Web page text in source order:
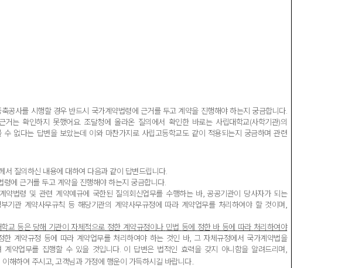
축공사를 시행할 경우 반드시 국가계약법령에 근거를 두고 계약을 진행해야하는지 궁금합니다.
근거는 확인하지 못했어요. 조달청에 올라온 질의에서 확인한 바로는 사립대학교(사학기관)의
수 없다는 답변을 보았는데 이와 마찬가지로 사립고등학교도 같이 적용되는지 궁금하며 관련
서 질의하신 내용에 대하여 다음과 같이 답변드립니다.
령에 근거를 두고 계약을 진행해야하는지 궁금합니다.
약법령 및 관련 계약예규에 국한된 질의회신업무를 수행하는 바,공공기관이 당사자가 되는
기관 계약사무규칙 등 해당기관의 계약사무규정에 따라 계약업무를 처리하여야 할 것이며,
교 등은 당해 기관이 자체적으로 정한 계약규정이나 민법 등에 정한 바 등에 따라 처리하여야
한 계약규정 등에 따라 계약업무를 처리하여야 하는 것인 바, 그 자체규정에서 국가계약법을
계약업무를 집행할 수 있을 것입니다. 이 답변은 법적인 효력을 갖지 아니함을 알려드리며,
이해하여 주시고,고객님과 가정에 행운이 가득하시길 바랍니다..